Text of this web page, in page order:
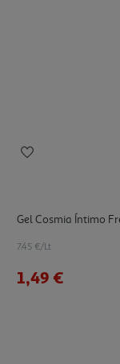
Gel Cosmia Íntimo
7.45 €/Lt
1,49 €